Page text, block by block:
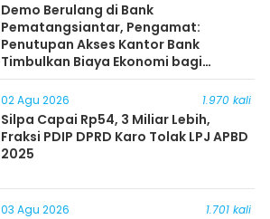
Demo Berulang di Bank
Pematangsiantar, Pengamat:
Penutupan Akses Kantor Bank
Timbulkan Biaya Ekonomi bagi
Masyarakat
02 Agu 2026 1.970 kali
Silpa Capai Rp54, 3 Miliar Lebih,
Fraksi PDIP DPRD Karo Tolak LPJ APBD
2025
03 Agu 2026 1.701 kali